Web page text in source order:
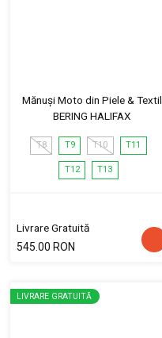
Mănuși Moto din Piele & Textil
BERING HALIFAX
T8 T9 T10 T11
T12 T13
Livrare Gratuită
545.00 RON
LIVRARE GRATUITĂ